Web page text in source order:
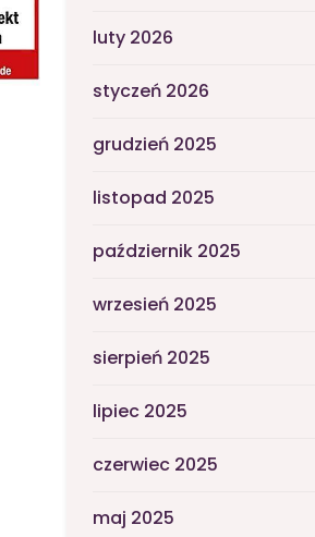
luty 2026
styczeń 2026
grudzień 2025
listopad 2025
październik 2025
wrzesień 2025
sierpień 2025
lipiec 2025
czerwiec 2025
maj 2025